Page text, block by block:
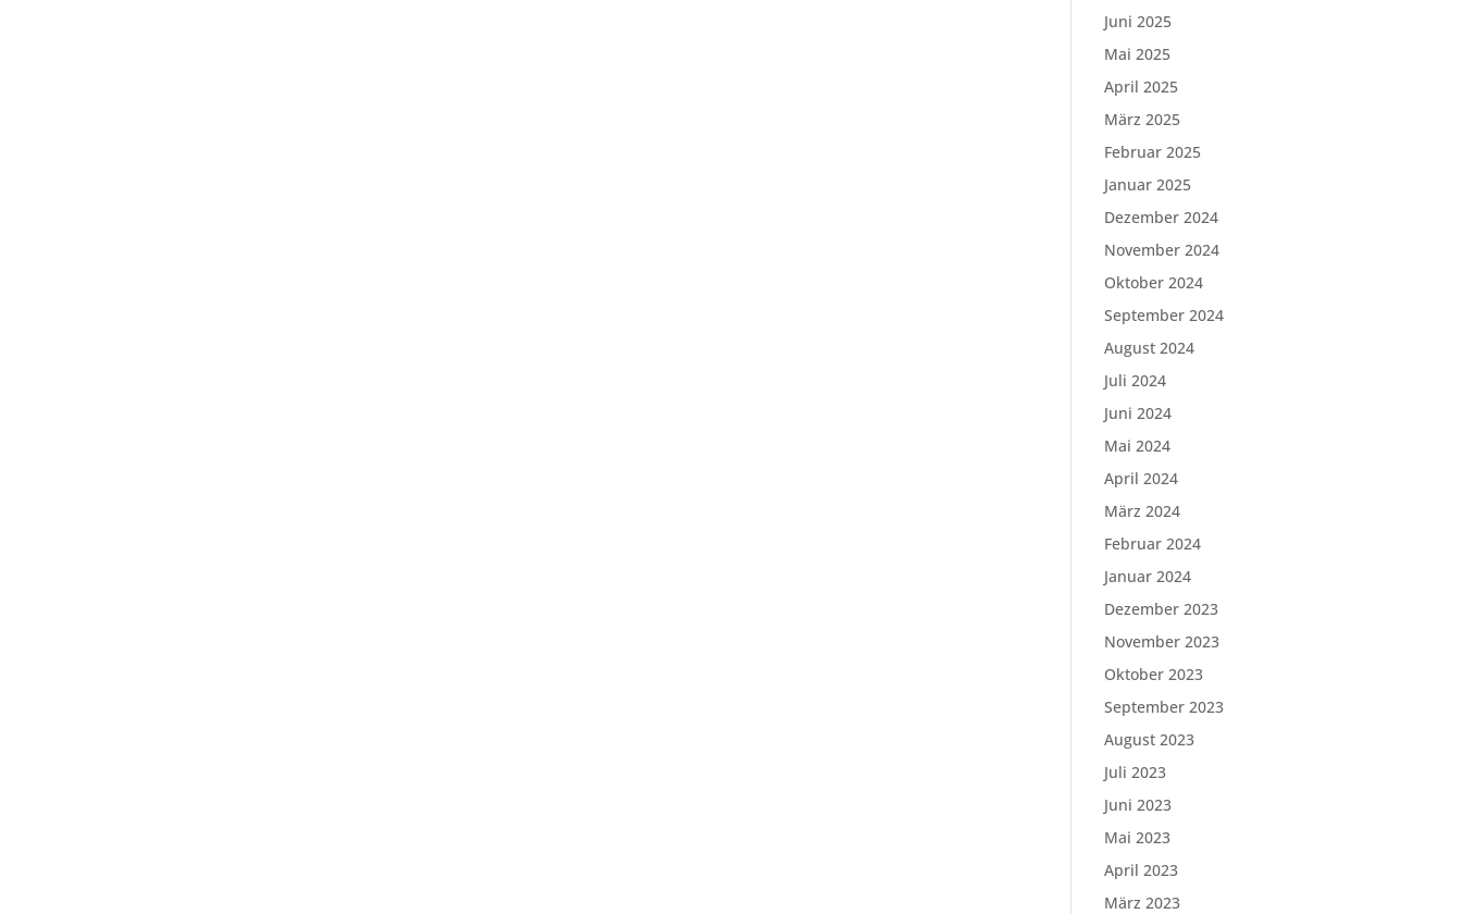
Juni 2025
Mai 2025
April 2025
März 2025
Februar 2025
Januar 2025
Dezember 2024
November 2024
Oktober 2024
September 2024
August 2024
Juli 2024
Juni 2024
Mai 2024
April 2024
März 2024
Februar 2024
Januar 2024
Dezember 2023
November 2023
Oktober 2023
September 2023
August 2023
Juli 2023
Juni 2023
Mai 2023
April 2023
März 2023